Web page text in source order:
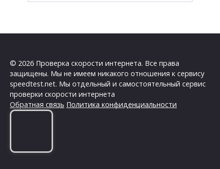
© 2026 Проверка скорости интернета. Все права
защищены. Мы не имеем никакого отношения к сервису
speedtest.net. Мы отдельный и самостоятельный сервис
проверки скорости интернета
Обратная связь Политика конфиденциальности